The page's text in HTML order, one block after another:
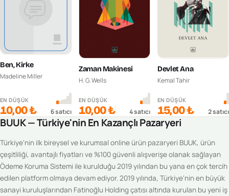
Ben, Kirke
Madeline Miller
EN DÜŞÜK
10,00 ₺ 6satıcı
Zaman Makinesi
H. G. Wells
EN DÜŞÜK
10,00 ₺ 4satıcı
Devlet Ana
Kemal Tahir
EN DÜŞÜK
15,00 ₺ 2satıcı
BUUK — Türkiye'nin En Kazançlı Pazaryeri
Türkiye'nin ilk bireysel ve kurumsal online ürün pazaryeri BUUK, ürün
çeşitliliği, avantajlı fiyatları ve %100 güvenli alışverişe olanak sağlayan
Ödeme Koruma Sistemi ile kurulduğu 2019 yılından bu yana en çok tercih
edilen platform olmaya devam ediyor. 2019 yılında, Türkiye'nin en büyük
sanayi kuruluşlarından Fatinoğlu Holding çatısı altında kurulan bu yeni iş